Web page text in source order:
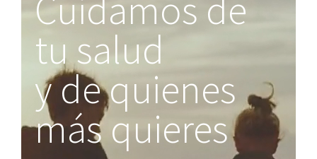
Cirugía Ortopédica y
Dietética y Nutrición
Enfermería
tu salud
y de quienes
más quieres